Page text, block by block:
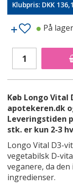
Klubpris: DKK
På lager
Køb Longo
apotekeren.dk
Leveringstiden
stk. er kun 2-3
Longo Vital D3-
vegetabilsk D-
veganere, da
ingredienser.